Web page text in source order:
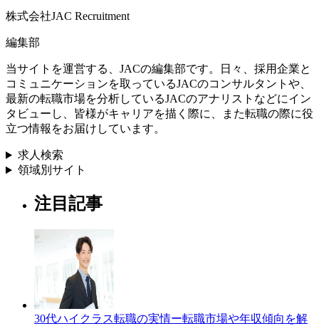
株式会社JAC Recruitment
編集部
当サイトを運営する、JACの編集部です。日々、採用企業と
コミュニケーションを取っているJACのコンサルタントや、
最新の転職市場を分析しているJACのアナリストなどにイン
タビューし、皆様がキャリアを描く際に、また転職の際に役
立つ情報をお届けしています。
求人検索
領域別サイト
注目記事
30代ハイクラス転職の実情ー転職市場や年収傾向を解